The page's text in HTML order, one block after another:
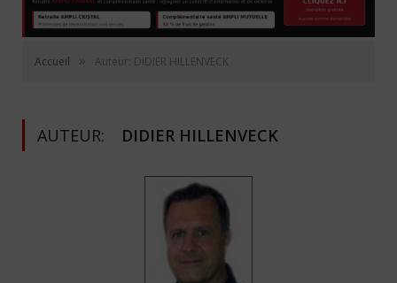
Accueil » Auteur: DIDIER HILLENVECK
AUTEUR: DIDIER HILLENVECK